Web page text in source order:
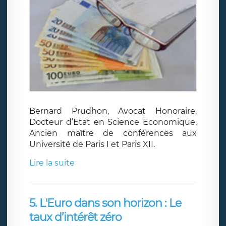
Bernard Prudhon, Avocat Honoraire,
Docteur d’Etat en Science Economique,
Ancien maître de conférences aux
Université de Paris I et Paris XII.
Lire la suite
5. L'Euro dans son horizon : Le
taux d’intérêt zéro